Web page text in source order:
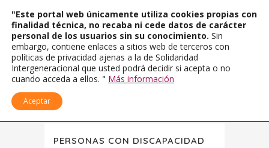
PERSONAS CON DISCAPACIDAD
"Este portal web únicamente utiliza cookies propias con
finalidad técnica, no recaba ni cede datos de carácter
personal de los usuarios sin su conocimiento. Sin
embargo, contiene enlaces a sitios web de terceros con
políticas de privacidad ajenas a la de Solidaridad
Intergeneracional que usted podrá decidir si acepta o no
cuando acceda a ellos. " Más información
Aceptar